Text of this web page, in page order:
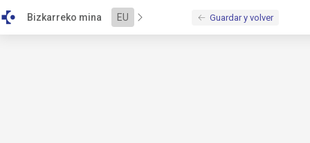
Bizkarreko mina EU Guardar y volver
\u003Cscript\u0020src\u003D\u0022\/bundles\/alejandria\/